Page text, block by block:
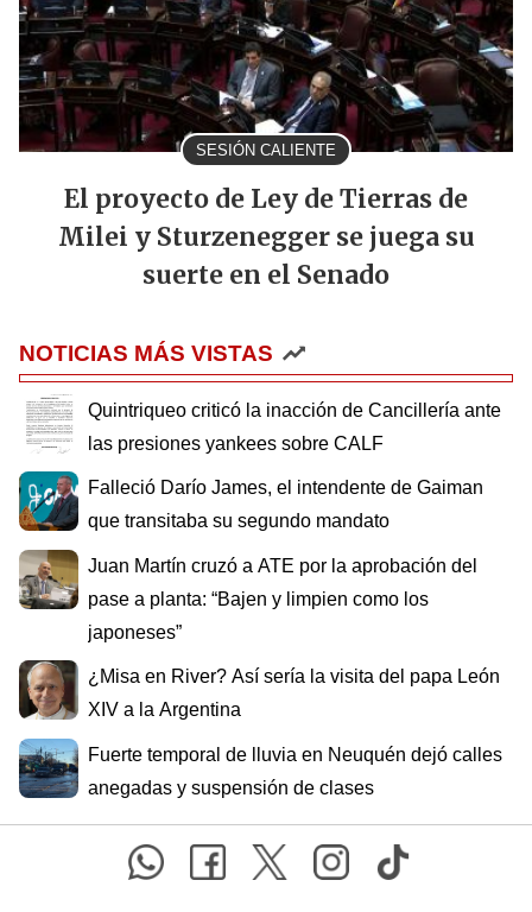
SESIÓN CALIENTE
El proyecto de Ley de Tierras de
Milei y Sturzenegger se juega su
suerte en el Senado
NOTICIAS MÁS VISTAS
Quintriqueo criticó la inacción de Cancillería ante
las presiones yankees sobre CALF
Falleció Darío James, el intendente de Gaiman
que transitaba su segundo mandato
Juan Martín cruzó a ATE por la aprobación del
pase a planta: “Bajen y limpien como los
japoneses”
¿Misa en River? Así sería la visita del papa León
XIV a la Argentina
Fuerte temporal de lluvia en Neuquén dejó calles
anegadas y suspensión de clases